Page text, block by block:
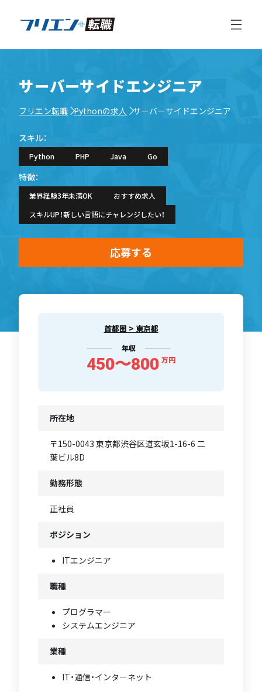
サーバーサイドエンジニア
フリエン転職 Pythonの求人 サーバーサイドエンジニア
スキル：
Python PHP Java Go
特徴：
業界経験3年未満OK
おすすめ求人
スキルUP！新しい言語にチャレンジしたい！
応募する
首都圏 > 東京都
年収
450〜800 万円
所在地
〒150-0043 東京都渋谷区道玄坂1-16-6 二
葉ビル8D
勤務形態
正社員
ポジション
ITエンジニア
職種
プログラマー
システムエンジニア
業種
IT・通信・インターネット